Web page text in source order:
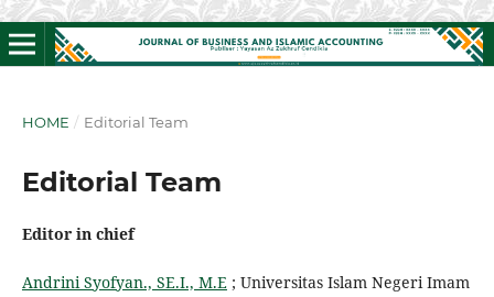
HOME / Editorial Team
Editorial Team
Editor in chief
Andrini Syofyan., SE.I., M.E; Universitas Islam Negeri Imam